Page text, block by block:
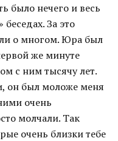
было нечего и весь
За это
о многом. Юра был
же минуте
с ним тысячу лет.
он был моложе меня
очень
молчали. Так
очень близки тебе